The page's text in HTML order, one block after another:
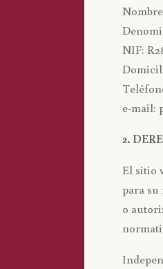
NIF:
e-mail:
2.
El sitio
para
o